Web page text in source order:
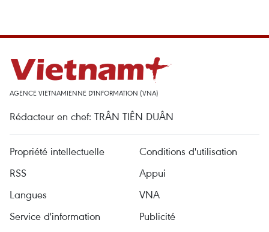
AGENCE VIETNAMIENNE D'INFORMATION (VNA)
Rédacteur en chef: TRÂN TIÊN DUÂN
Propriété intellectuelle
Conditions d'utilisation
RSS
Appui
Langues
VNA
Service d'information
Publicité